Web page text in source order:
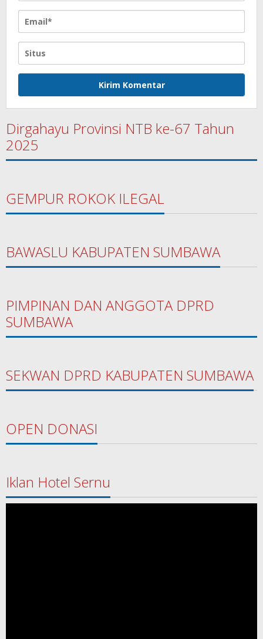
Dirgahayu Provinsi NTB ke-67 Tahun
2025
GEMPUR ROKOK ILEGAL
BAWASLU KABUPATEN SUMBAWA
PIMPINAN DAN ANGGOTA DPRD
SUMBAWA
SEKWAN DPRD KABUPATEN SUMBAWA
OPEN DONASI
Iklan Hotel Sernu